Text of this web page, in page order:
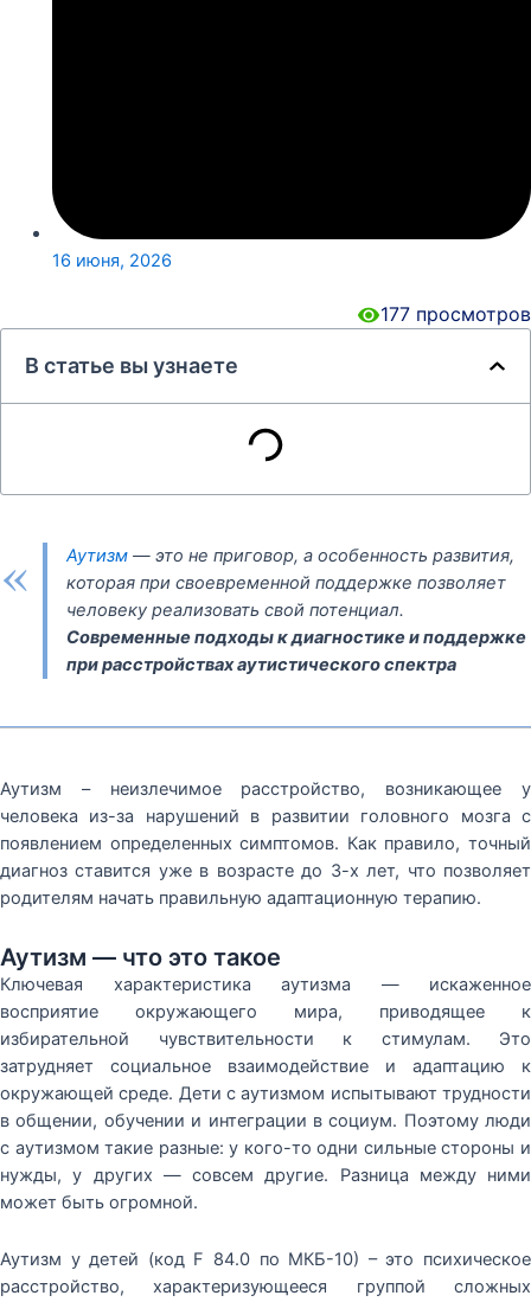
16 июня, 2026
177 просмотров
В статье вы узнаете
« Аутизм — это не приговор, а особенность развития,
которая при своевременной поддержке позволяет
человеку реализовать свой потенциал.
Современные подходы к диагностике и поддержке
при расстройствах аутистического спектра
Аутизм – неизлечимое расстройство, возникающее у
человека из-за нарушений в развитии головного мозга с
появлением определенных симптомов. Как правило, точный
диагноз ставится уже в возрасте до 3-х лет, что позволяет
родителям начать правильную адаптационную терапию.
Аутизм — что это такое
Ключевая характеристика аутизма — искаженное
восприятие окружающего мира, приводящее к
избирательной чувствительности к стимулам. Это
затрудняет социальное взаимодействие и адаптацию к
окружающей среде. Дети с аутизмом испытывают трудности
в общении, обучении и интеграции в социум. Поэтому люди
с аутизмом такие разные: у кого-то одни сильные стороны и
нужды, у других — совсем другие. Разница между ними
может быть огромной.
Аутизм у детей (код F 84.0 по МКБ-10) – это психическое
расстройство, характеризующееся группой сложных